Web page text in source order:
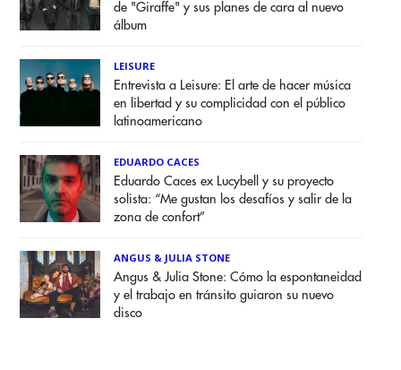
de "Giraffe" y sus planes de cara al nuevo
álbum
LEISURE
Entrevista a Leisure: El arte de hacer música
en libertad y su complicidad con el público
latinoamericano
EDUARDO CACES
Eduardo Caces ex Lucybell y su proyecto
solista: “Me gustan los desafíos y salir de la
zona de confort”
ANGUS & JULIA STONE
Angus & Julia Stone: Cómo la espontaneidad
y el trabajo en tránsito guiaron su nuevo
disco